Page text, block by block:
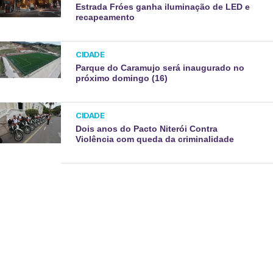
Estrada Fróes ganha iluminação de LED e
recapeamento
CIDADE
Parque do Caramujo será inaugurado no
próximo domingo (16)
CIDADE
Dois anos do Pacto Niterói Contra
Violência com queda da criminalidade